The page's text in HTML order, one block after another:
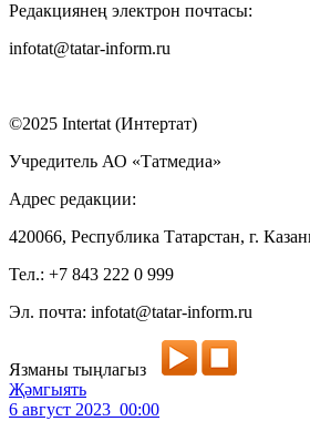
Редакциянең электрон почтасы:
infotat@tatar-inform.ru
©2025 Intertat (Интертат)
Учредитель АО «Татмедиа»
Адрес редакции:
420066, Республика Татарстан, г.
Тел.: +7 843 222 0 999
Эл. почта: infotat@tatar-inform.ru
Язманы тыңлагыз
Җәмгыять
6 август 2023 00:00